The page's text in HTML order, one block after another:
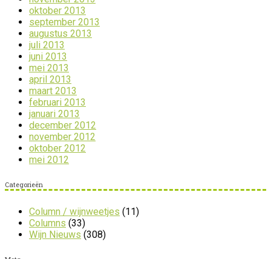
oktober 2013
september 2013
augustus 2013
juli 2013
juni 2013
mei 2013
april 2013
maart 2013
februari 2013
januari 2013
december 2012
november 2012
oktober 2012
mei 2012
Categorieën
Column / wijnweetjes (11)
Columns (33)
Wijn Nieuws (308)